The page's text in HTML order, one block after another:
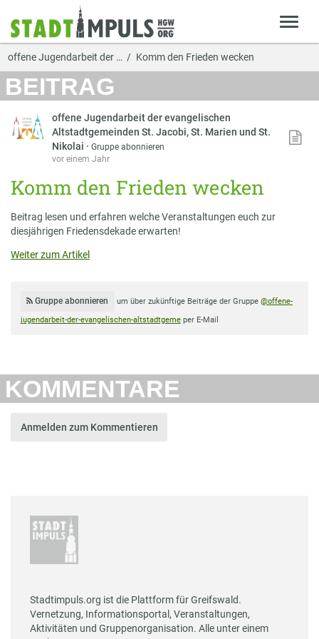
offene Jugendarbeit der … Komm den Frieden wecken
BEITRAG
offene Jugendarbeit der evangelischen
Altstadtgemeinden St. Jacobi, St. Marien und St.
Nikolai ·Gruppe abonnieren
vor einem Jahr
Komm den Frieden wecken
Beitrag lesen und erfahren welche Veranstaltungen euch zur
diesjährigen Friedensdekade erwarten!
Weiter zum Artikel
Gruppe abonnieren um über zukünftige Beiträge der Gruppe @offene-
jugendarbeit-der-evangelischen-altstadtgemeper E-Mail
KOMMENTARE
Anmelden zum Kommentieren
Stadtimpuls.org ist die Plattform für Greifswald.
Vernetzung, Informationsportal, Veranstaltungen,
Aktivitäten und Gruppenorganisation. Alle unter einem